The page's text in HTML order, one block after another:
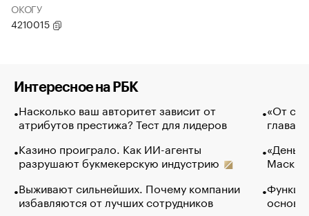
ОКОГУ
4210015
Интересное на РБК
Насколько ваш авторитет зависит от
атрибутов престижа? Тест для лидеров
Казино проиграло. Как ИИ-агенты
разрушают букмекерскую индустрию
Выживают сильнейших. Почему компании
избавляются от лучших сотрудников
«От
глава
Маск в
основ